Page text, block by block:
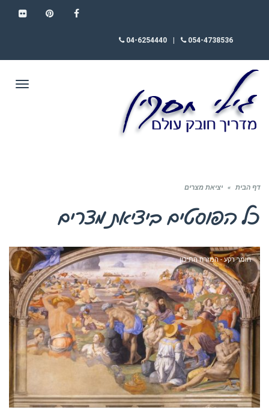
054-4738536
04-6254440
דף הבית » יציאת מצרים
כל הפוסטים ביציאת מצרים
חומר רקע - המזרח התיכון